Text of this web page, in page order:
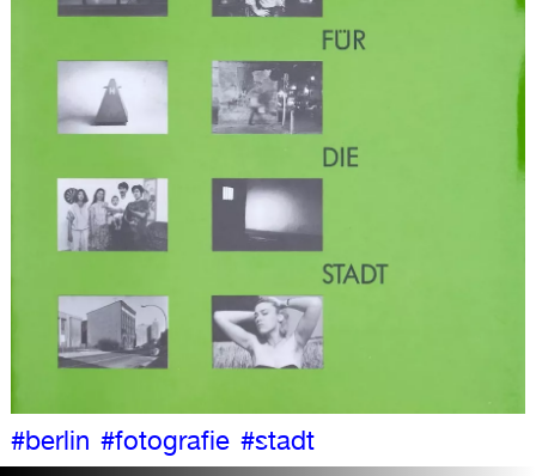
#berlin #fotografie #stadt